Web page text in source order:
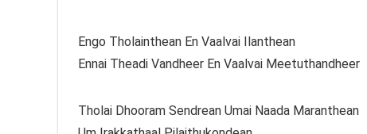
Engo Tholainthean En Vaalvai Ilanthean
Ennai Theadi Vandheer En Vaalvai Meetuthandheer
Tholai Dhooram Sendrean Umai Naada Maranthean